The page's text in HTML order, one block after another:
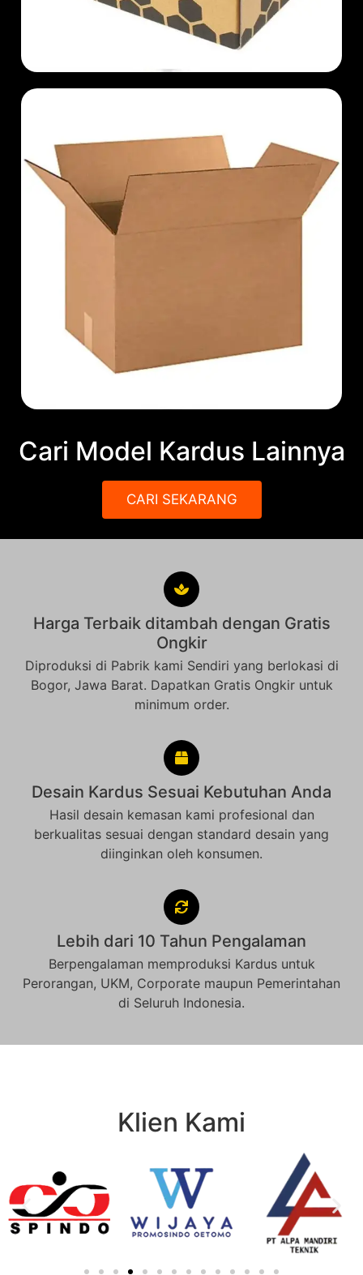
Cari Model Kardus Lainnya
CARI SEKARANG
Harga Terbaik ditambah dengan Gratis
Ongkir
Diproduksi di Pabrik kami Sendiri yang berlokasi di
Bogor, Jawa Barat. Dapatkan Gratis Ongkir untuk
minimum order.
Desain Kardus Sesuai Kebutuhan Anda
Hasil desain kemasan kami profesional dan
berkualitas sesuai dengan standard desain yang
diinginkan oleh konsumen.
Lebih dari 10 Tahun Pengalaman
Berpengalaman memproduksi Kardus untuk
Perorangan, UKM, Corporate maupun Pemerintahan
di Seluruh Indonesia.
Klien Kami